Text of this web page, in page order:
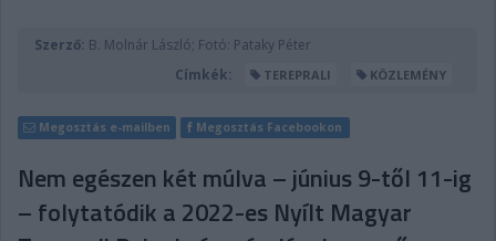
Szerző: B. Molnár László; Fotó: Pataky Péter
Címkék:
TEREPRALI KÖZLEMÉNY
Megosztás e-mailben Megosztás Facebookon
Nem egészen két múlva – június 9-től 11-ig
– folytatódik a 2022-es Nyílt Magyar